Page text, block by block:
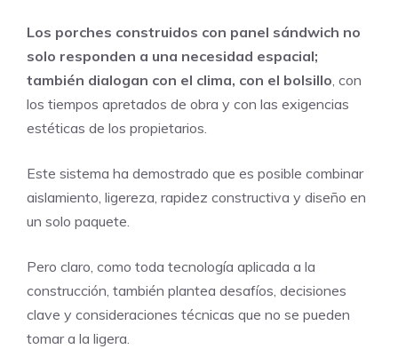
Los porches construidos con panel sándwich no
solo responden a una necesidad espacial;
también dialogan con el clima, con el bolsillo, con
los tiempos apretados de obra y con las exigencias
estéticas de los propietarios.
Este sistema ha demostrado que es posible combinar
aislamiento, ligereza, rapidez constructiva y diseño en
un solo paquete.
Pero claro, como toda tecnología aplicada a la
construcción, también plantea desafíos, decisiones
clave y consideraciones técnicas que no se pueden
tomar a la ligera.